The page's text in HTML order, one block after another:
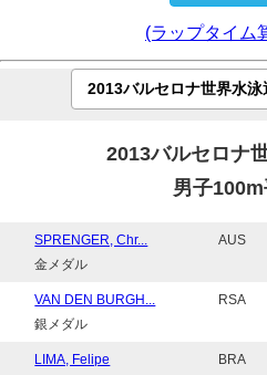
(ラップタイム
2013バルセロナ
男子
SPRENGER, Chr...
金メダル
AUS
VAN DEN BURGH...
銀メダル
RSA
LIMA, Felipe
BRA